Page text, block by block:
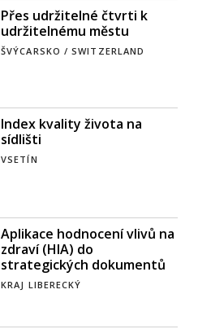
Přes udržitelné čtvrti k
udržitelnému městu
ŠVÝCARSKO / SWITZERLAND
Index kvality života na
sídlišti
VSETÍN
Aplikace hodnocení vlivů na
zdraví (HIA) do
strategických dokumentů
KRAJ LIBERECKÝ